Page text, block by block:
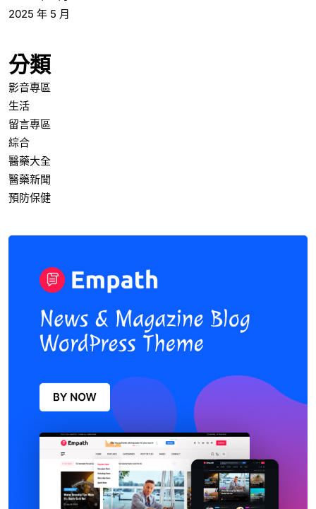
2025 年 5 月
分類
影音專區
生活
留言專區
綜合
醫藥大全
醫藥新聞
預防保健